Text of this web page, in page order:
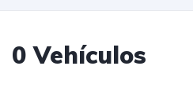
0 Vehículos